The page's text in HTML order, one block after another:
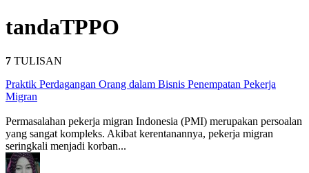
tandaTPPO
7 TULISAN
Praktik Perdagangan Orang dalam Bisnis Penempatan Pekerja
Migran
Permasalahan pekerja migran Indonesia (PMI) merupakan persoalan
yang sangat kompleks. Akibat kerentanannya, pekerja migran
seringkali menjadi korban...